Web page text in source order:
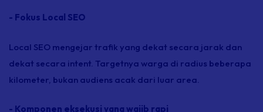
- Fokus Local SEO
Local SEO mengejar trafik yang dekat secara jarak dan
dekat secara intent. Targetnya warga di radius beberapa
kilometer, bukan audiens acak dari luar area.
- Komponen eksekusi yang wajib rapi